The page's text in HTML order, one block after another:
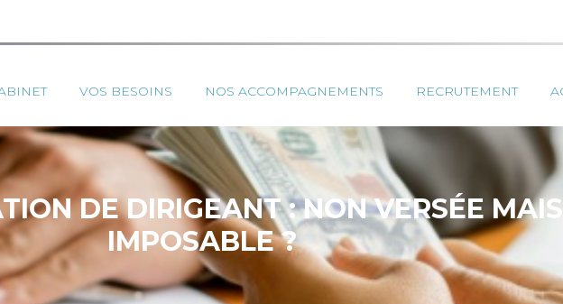
VOS BESOINS NOS ACCOMPAGNEMENTS RECRUTEMENT
DE DIRIGEANT : NON VERSÉE MAIS
IMPOSABLE ?